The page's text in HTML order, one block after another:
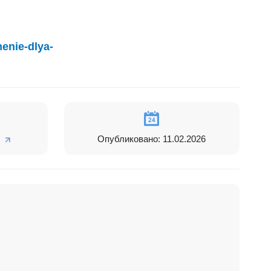
dlya-
Опубликовано: 11.02.2026